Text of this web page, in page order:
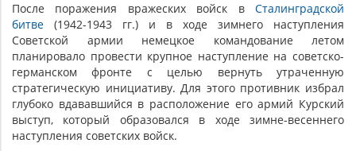
После поражения вражеских войск в Сталинградской
битве (1942-1943 гг.) и в ходе зимнего наступления
Советской армии немецкое командование летом
планировало провести крупное наступление на советско-
германском фронте с целью вернуть утраченную
стратегическую инициативу. Для этого противник избрал
глубоко вдававшийся в расположение его армий Курский
выступ, который образовался в ходе зимне-весеннего
наступления советских войск.